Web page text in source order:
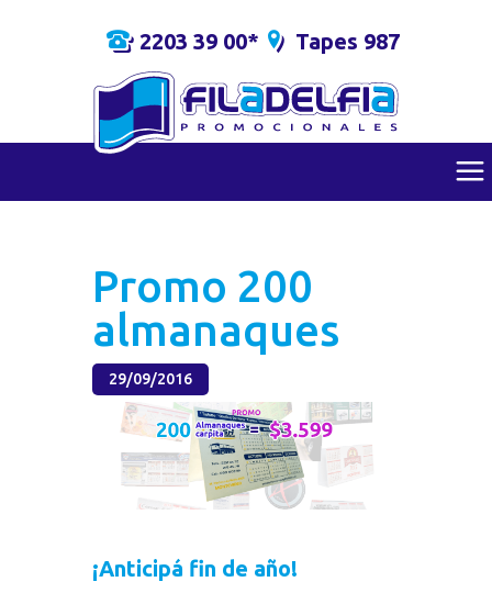
2203 39 00* Tapes 987
Promo 200
almanaques
29/09/2016
¡Anticipá fin de año!